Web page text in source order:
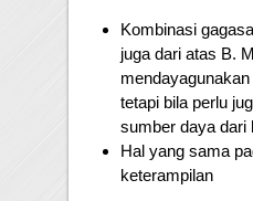
Kombinasi
juga dari atas B.
tetapi bila perlu
sumber daya dari
Hal yang sama
keterampilan